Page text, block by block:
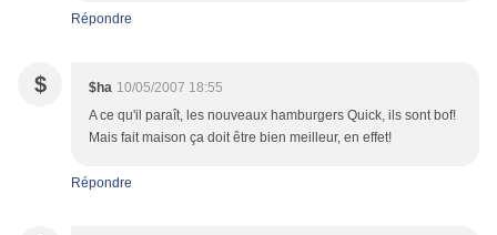
Répondre
$ $ha 10/05/2007 18:55
A ce qu'il paraît, les nouveaux hamburgers Quick, ils sont bof!
Mais fait maison ça doit être bien meilleur, en effet!
Répondre